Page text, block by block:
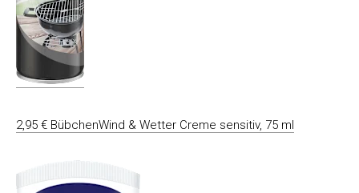
2,95 € BübchenWind & Wetter Creme sensitiv, 75 ml